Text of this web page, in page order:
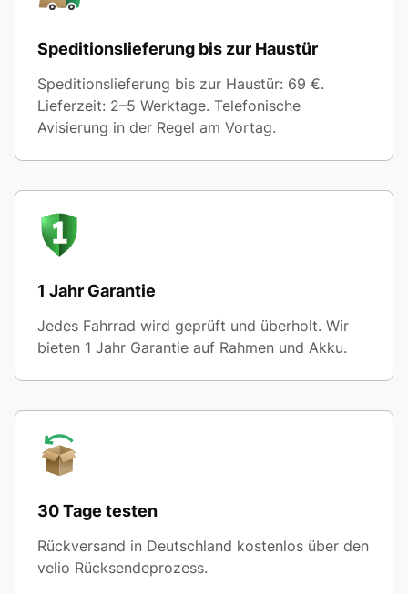
Speditionslieferung bis zur Haustür
Speditionslieferung bis zur Haustür: 69 €.
Lieferzeit: 2–5 Werktage. Telefonische
Avisierung in der Regel am Vortag.
1 Jahr Garantie
Jedes Fahrrad wird geprüft und überholt. Wir
bieten 1 Jahr Garantie auf Rahmen und Akku.
30 Tage testen
Rückversand in Deutschland kostenlos über den
velio Rücksendeprozess.